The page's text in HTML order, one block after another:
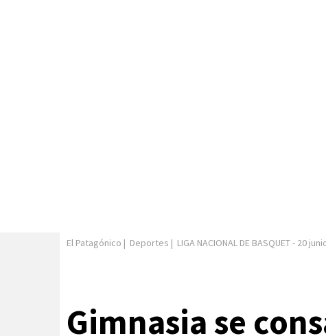
El Patagónico | Deportes | LIGA NACIONAL DE BASQUET- 20
Gimnasia se